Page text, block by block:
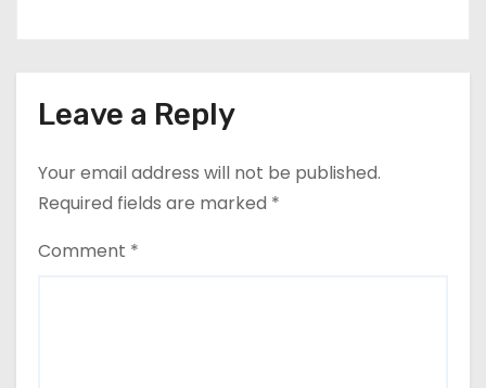
Leave a Reply
Your email address will not be published.
Required fields are marked *
Comment *